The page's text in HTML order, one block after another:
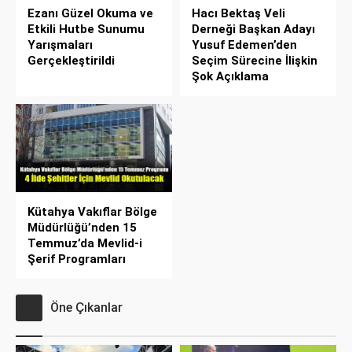
Ezanı Güzel Okuma ve
Etkili Hutbe Sunumu
Yarışmaları
Gerçekleştirildi
Hacı Bektaş Veli
Derneği Başkan Adayı
Yusuf Edemen’den
Seçim Sürecine İlişkin
Şok Açıklama
Kütahya Vakıflar Bölge
Müdürlüğü’nden 15
Temmuz’da Mevlid-i
Şerif Programları
Öne Çıkanlar